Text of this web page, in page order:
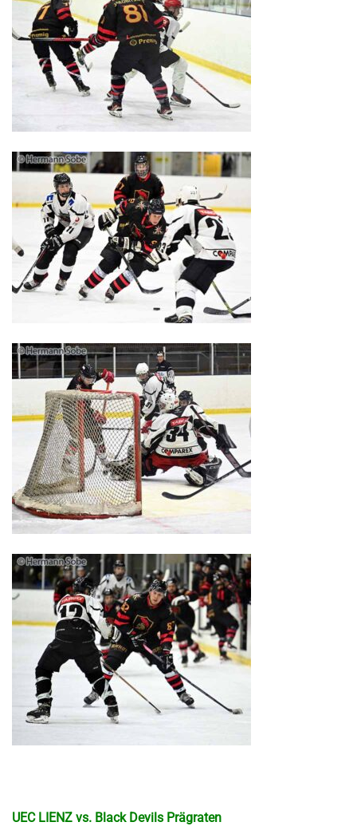
UEC LIENZ vs. Black Devils Prägraten